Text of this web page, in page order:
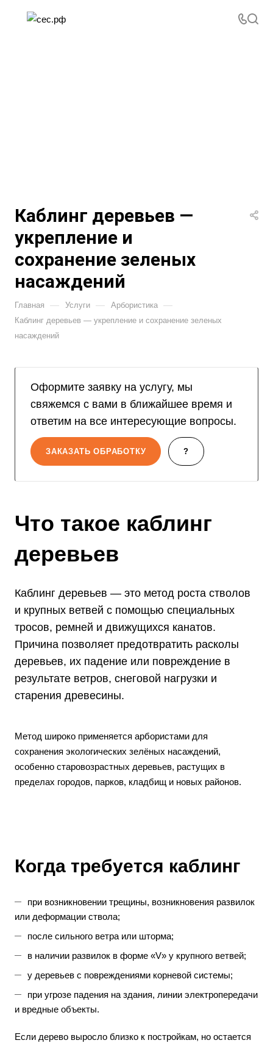
Каблинг деревьев —
укрепление и
сохранение зеленых
насаждений
Главная — Услуги — Арбористика —
Каблинг деревьев — укрепление и сохранение зеленых
насаждений
Оформите заявку на услугу, мы
свяжемся с вами в ближайшее время и
ответим на все интересующие вопросы.
ЗАКАЗАТЬ ОБРАБОТКУ ?
Что такое каблинг
деревьев
Каблинг деревьев — это метод роста стволов
и крупных ветвей с помощью специальных
тросов, ремней и движущихся канатов.
Причина позволяет предотвратить расколы
деревьев, их падение или повреждение в
результате ветров, снеговой нагрузки и
старения древесины.
Метод широко применяется арбористами для
сохранения экологических зелёных насаждений,
особенно старовозрастных деревьев, растущих в
пределах городов, парков, кладбищ и новых районов.
Когда требуется каблинг
при возникновении трещины, возникновения развилок
или деформации ствола;
после сильного ветра или шторма;
в наличии развилок в форме «V» у крупного ветвей;
у деревьев с повреждениями корневой системы;
при угрозе падения на здания, линии электропередачи
и вредные объекты.
Если дерево выросло близко к постройкам, но остается